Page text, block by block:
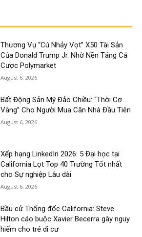
Thương Vụ “Cú Nhảy Vọt” X50 Tài Sản
Của Donald Trump Jr. Nhờ Nền Tảng Cá
Cược Polymarket
August 6, 2026
Bất Động Sản Mỹ Đảo Chiều: “Thời Cơ
Vàng” Cho Người Mua Căn Nhà Đầu Tiên
August 6, 2026
Xếp hạng LinkedIn 2026: 5 Đại học tại
California Lọt Top 40 Trường Tốt nhất
cho Sự nghiệp Lâu dài
August 6, 2026
Bầu cử Thống đốc California: Steve
Hilton cáo buộc Xavier Becerra gây nguy
hiểm cho trẻ di cư